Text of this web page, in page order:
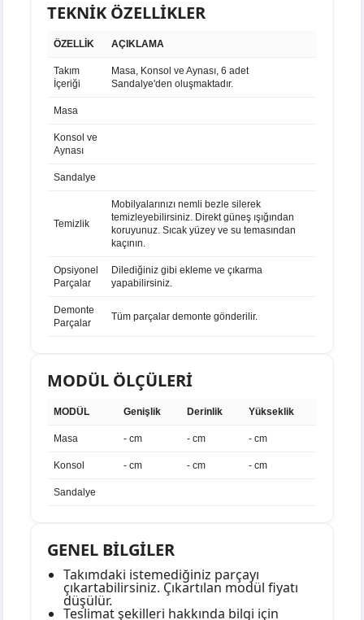
TEKNİK ÖZELLİKLER
ÖZELLİK AÇIKLAMA
Takım
İçeriği
Masa, Konsol ve Aynası, 6 adet
Sandalye'den oluşmaktadır.
Masa
Konsol ve
Aynası
Sandalye
Temizlik
Mobilyalarınızı nemli bezle silerek
temizleyebilirsiniz. Direkt güneş ışığından
koruyunuz. Sıcak yüzey ve su temasından
kaçının.
Opsiyonel
Parçalar
Dilediğiniz gibi ekleme ve çıkarma
yapabilirsiniz.
Demonte
Parçalar
Tüm parçalar demonte gönderilir.
MODÜL ÖLÇÜLERİ
MODÜL Genişlik Derinlik Yükseklik
Masa - cm - cm - cm
Konsol - cm - cm - cm
Sandalye
GENEL BİLGİLER
Takımdaki istemediğiniz parçayı
çıkartabilirsiniz. Çıkartılan modül fiyatı
düşülür.
Teslimat şekilleri hakkında bilgi için